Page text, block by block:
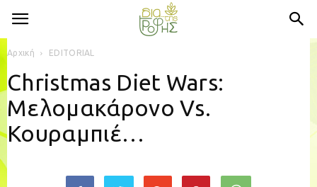
Αρχική EDITORIAL
Christmas Diet Wars:
Μελομακάρονο Vs.
Κουραμπιέ…